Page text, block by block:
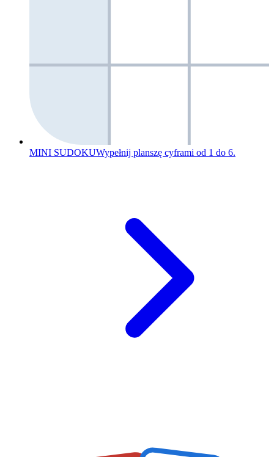
MINI SUDOKUWypełnij planszę cyframi od 1 do 6.